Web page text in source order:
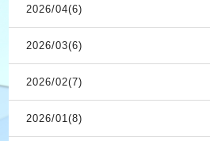
2026/04(6)
2026/03(6)
2026/02(7)
2026/01(8)